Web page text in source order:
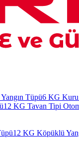
Tüpü6 KG Kuru
12 KG Tavan Tipi
12 KG Köpüklü